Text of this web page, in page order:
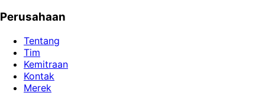
Perusahaan
Tentang
Tim
Kemitraan
Kontak
Merek